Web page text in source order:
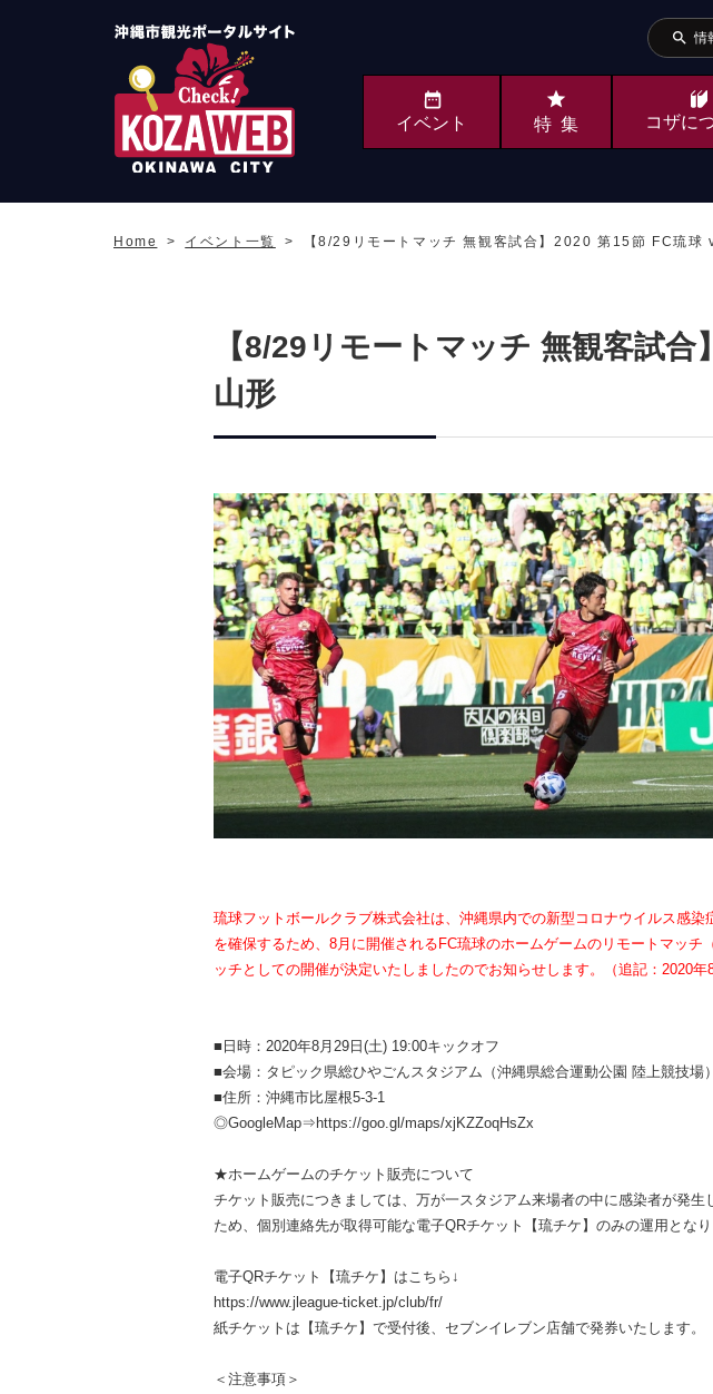
search 情
OKINAWA CITY
イベント
star
特集 コザに
Home イベント一覧 【8/29リモートマッチ 無観客試合】2020 第15節 FC琉球
【8/29リモートマッチ 無観客試
山形
琉球フットボールクラブ株式会社は、沖縄県内での新型コロナウイルス感
を確保するため、8月に開催されるFC琉球のホームゲームのリモートマッ
ッチとしての開催が決定いたしましたのでお知らせします。（追記：2020年8
■日時：2020年8月29日(土) 19:00キックオフ
■会場：タピック県総ひやごんスタジアム（沖縄県総合運動公園 陸上競技場）
■住所：沖縄市比屋根5-3-1
◎GoogleMap⇒https://goo.gl/maps/xjKZZoqHsZx
★ホームゲームのチケット販売について
チケット販売につきましては、万が一スタジアム来場者の中に感染者が発
ため、個別連絡先が取得可能な電子QRチケット【琉チケ】のみの運用となり
電子QRチケット【琉チケ】はこちら↓
https://www.jleague-ticket.jp/club/fr/
紙チケットは【琉チケ】で受付後、セブンイレブン店舗で発券いたします。
＜注意事項＞